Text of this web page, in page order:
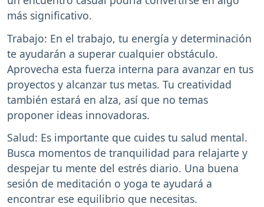
más significativo.
Trabajo: En el trabajo, tu energía y determinación
te ayudarán a superar cualquier obstáculo.
Aprovecha esta fuerza interna para avanzar en tus
proyectos y alcanzar tus metas. Tu creatividad
también estará en alza, así que no temas
proponer ideas innovadoras.
Salud: Es importante que cuides tu salud mental.
Busca momentos de tranquilidad para relajarte y
despejar tu mente del estrés diario. Una buena
sesión de meditación o yoga te ayudará a
encontrar ese equilibrio que necesitas.